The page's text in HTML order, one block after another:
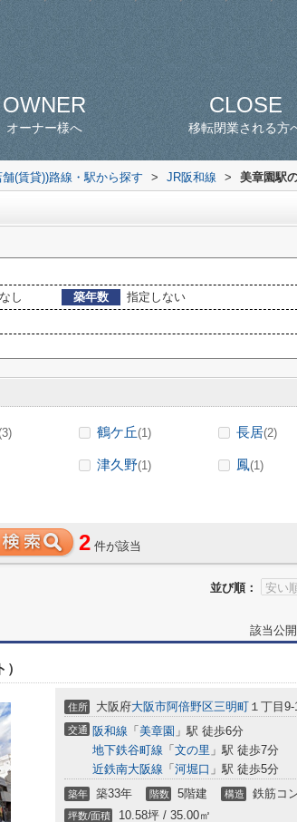
OWNER
オーナー様へ
CLOSE
移転閉業される方
舗(賃貸))路線・駅から探す > JR阪和線 > 美章園駅
し 築年数
指定しない
鶴ケ丘(1) 長居(2)
津久野(1) 鳳(1)
2 件が該当
並び順：
該当公
住所 大阪府大阪市阿倍野区三明町 １丁目
交通 阪和線 「 美章園 」駅 徒歩6分
地下鉄谷町線 「 文の里 」駅 徒歩7分
近鉄南大阪線 「 河堀口 」駅 徒歩5分
築年 築33年 階数 5階建 構造 鉄筋コ
坪数/面積 10.58坪 / 35.00㎡